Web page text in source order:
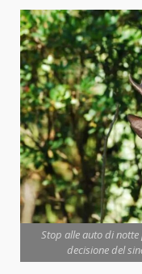
Stop alle auto di
decisione del